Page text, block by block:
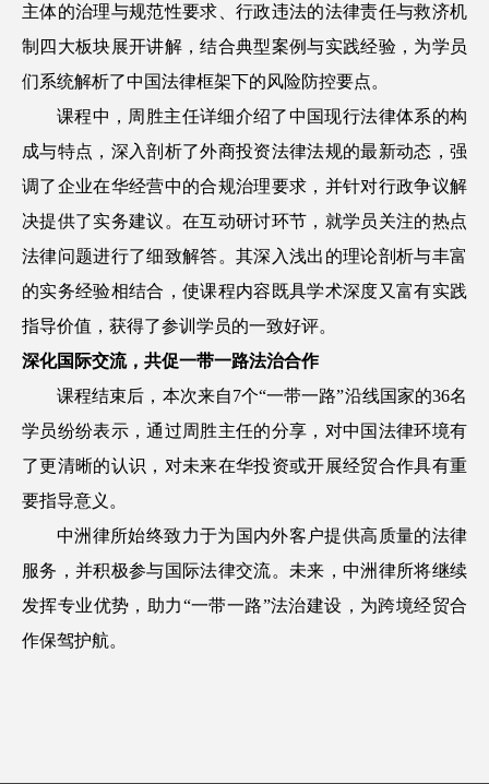
主体的治理与规范性要求、行政违法的法律责任与救济机
制四大板块展开讲解，结合典型案例与实践经验，为学员
们系统解析了中国法律框架下的风险防控要点。
课程中，周胜主任详细介绍了中国现行法律体系的构
成与特点，深入剖析了外商投资法律法规的最新动态，强
调了企业在华经营中的合规治理要求，并针对行政争议解
决提供了实务建议。在互动研讨环节，就学员关注的热点
法律问题进行了细致解答。其深入浅出的理论剖析与丰富
的实务经验相结合，使课程内容既具学术深度又富有实践
指导价值，获得了参训学员的一致好评。
深化国际交流，共促一带一路法治合作
课程结束后，本次来自7个“一带一路”沿线国家的36名
学员纷纷表示，通过周胜主任的分享，对中国法律环境有
了更清晰的认识，对未来在华投资或开展经贸合作具有重
要指导意义。
中洲律所始终致力于为国内外客户提供高质量的法律
服务，并积极参与国际法律交流。未来，中洲律所将继续
发挥专业优势，助力“一带一路”法治建设，为跨境经贸合
作保驾护航。